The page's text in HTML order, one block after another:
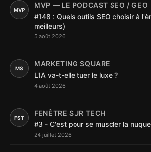
MVP
MVP — LE PODCAST SEO / GEO
#148 : Quels outils SEO choisir à
meilleurs)
5 août 2026
MS
MARKETING SQUARE
L'IA va-t-elle tuer le luxe ?
4 août 2026
FST
FENÊTRE SUR TECH
#3 - C'est pour se muscler la nuque
24 juillet 2026